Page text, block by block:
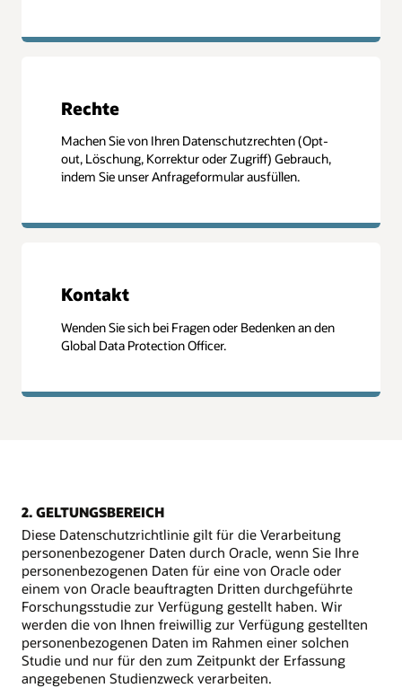
Rechte
Machen Sie von Ihren Datenschutzrechten (Opt-
out, Löschung, Korrektur oder Zugriff) Gebrauch,
indem Sie unser Anfrageformular ausfüllen.
Kontakt
Wenden Sie sich bei Fragen oder Bedenken an den
Global Data Protection Officer.
2. GELTUNGSBEREICH
Diese Datenschutzrichtlinie gilt für die Verarbeitung
personenbezogener Daten durch Oracle, wenn Sie Ihre
personenbezogenen Daten für eine von Oracle oder
einem von Oracle beauftragten Dritten durchgeführte
Forschungsstudie zur Verfügung gestellt haben. Wir
werden die von Ihnen freiwillig zur Verfügung gestellten
personenbezogenen Daten im Rahmen einer solchen
Studie und nur für den zum Zeitpunkt der Erfassung
angegebenen Studienzweck verarbeiten.